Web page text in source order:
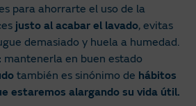
para ahorrarte el uso de la
justo al acabar el lavado, evitas
demasiado y huela a humedad.
mantenerla en buen estado
también es sinónimo de hábitos
estaremos alargando su vida útil.